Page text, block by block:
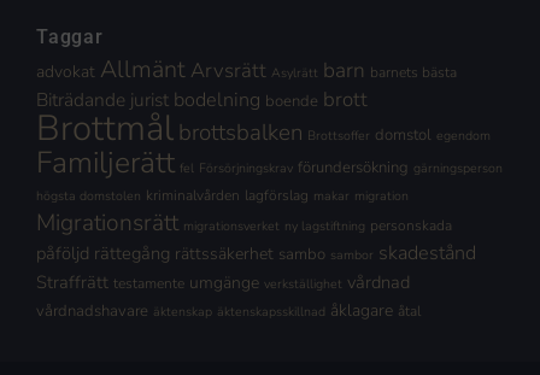
Taggar
advokat Allmänt Arvsrätt Asylrätt barn barnets bästa
Biträdande jurist bodelning boende brott
Brottmålbrottsbalken Brottsoffer domstol egendom
Familjerätt fel Försörjningskrav förundersökning gärningsperson
högsta domstolen kriminalvården lagförslag makar migration
Migrationsrätt migrationsverket ny lagstiftning personskada
påföljd rättegång rättssäkerhet sambo sambor skadestånd
Straffrätt testamente umgänge verkställighet vårdnad
vårdnadshavare äktenskap äktenskapsskillnad åklagare åtal